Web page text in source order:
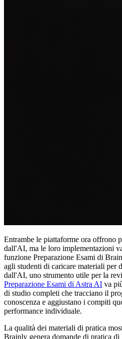
Entrambe le piattaforme ora offrono
dall'AI, ma le loro implementazioni
funzione Preparazione Esami di
agli studenti di caricare materiali per
dall'AI, uno strumento utile per la
Preparazione Esami di Astra AI va
di studio completi che tracciano il
conoscenza e aggiustano i compiti
performance individuale.
La qualità dei materiali di pratica
Brainly genera domande di pratica di